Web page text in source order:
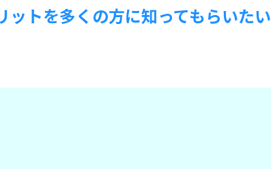
ットを多くの方に知ってもらいたい